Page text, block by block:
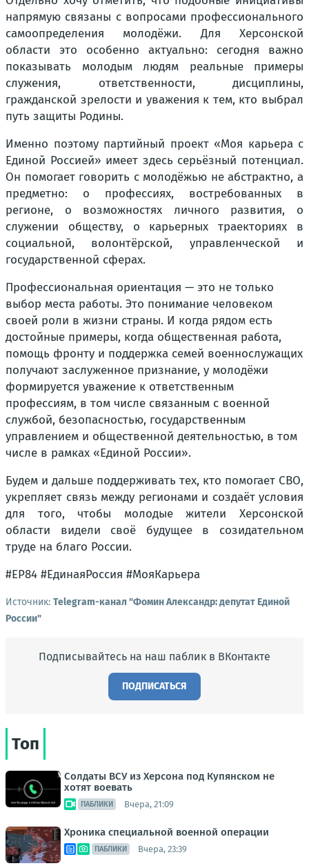
напрямую связаны с вопросами профессионального
самоопределения молодёжи. Для Херсонской
области это особенно актуально: сегодня важно
показывать молодым людям реальные примеры
служения, ответственности, дисциплины,
гражданской зрелости и уважения к тем, кто выбрал
путь защиты Родины.
Именно поэтому партийный проект «Моя карьера с
Единой Россией» имеет здесь серьёзный потенциал.
Он помогает говорить с молодёжью не абстрактно, а
предметно: о профессиях, востребованных в
регионе, о возможностях личного развития, о
служении обществу, о карьерных траекториях в
социальной, волонтёрской, управленческой и
государственной сферах.
Профессиональная ориентация — это не только
выбор места работы. Это понимание человеком
своей роли в жизни страны. И когда рядом есть
достойные примеры, когда общественная работа,
помощь фронту и поддержка семей военнослужащих
получают заслуженное признание, у молодёжи
формируется уважение к ответственным
профессиям, в том числе связанным с военной
службой, безопасностью, государственным
управлением и общественной деятельностью, в том
числе в рамках «Единой России».
Будем и дальше поддерживать тех, кто помогает СВО,
укрепляет связь между регионами и создаёт условия
для того, чтобы молодые жители Херсонской
области видели своё будущее в созидательном
труде на благо России.
#ЕР84 #ЕдинаяРоссия #МояКарьера
Источник: Telegram-канал "Фомин Александр: депутат Единой
России"
Подписывайтесь на наш паблик в ВКонтакте
ПОДПИСАТЬСЯ
Топ
Солдаты ВСУ из Херсона под Купянском не
хотят воевать
ПАБЛИКИ Вчера, 21:09
Хроника специальной военной операции
ПАБЛИКИ Вчера, 23:39